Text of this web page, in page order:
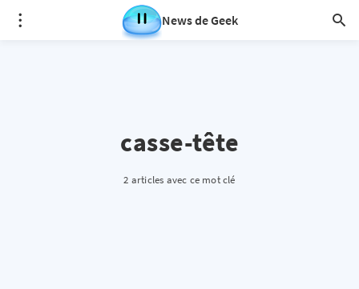
News de Geek
casse-tête
2 articles avec ce mot clé